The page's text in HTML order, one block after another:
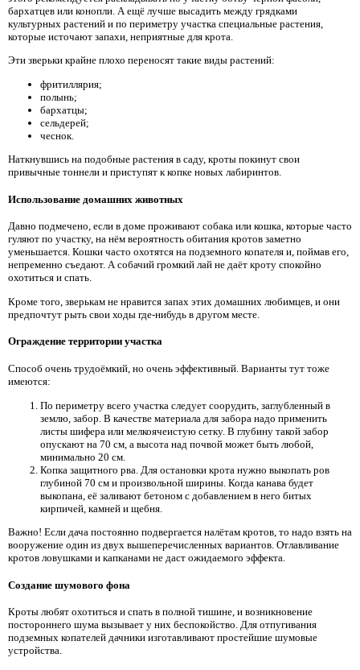
бархатцев или конопли. А ещё лучше высадить между грядками
культурных растений и по периметру участка специальные растения,
которые источают запахи, неприятные для крота.
Эти зверьки крайне плохо переносят такие виды растений:
фритиллярия;
полынь;
бархатцы;
сельдерей;
чеснок.
Наткнувшись на подобные растения в саду, кроты покинут свои
привычные тоннели и приступят к копке новых лабиринтов.
Использование домашних животных
Давно подмечено, если в доме проживают собака или кошка, которые часто
гуляют по участку, на нём вероятность обитания кротов заметно
уменьшается. Кошки часто охотятся на подземного копателя и, поймав его,
непременно съедают. А собачий громкий лай не даёт кроту спокойно
охотиться и спать.
Кроме того, зверькам не нравится запах этих домашних любимцев, и они
предпочтут рыть свои ходы где-нибудь в другом месте.
Ограждение территории участка
Способ очень трудоёмкий, но очень эффективный. Варианты тут тоже
имеются:
По периметру всего участка следует соорудить, заглубленный в
землю, забор. В качестве материала для забора надо применить
листы шифера или мелкоячеистую сетку. В глубину такой забор
опускают на 70 см, а высота над почвой может быть любой,
минимально 20 см.
Копка защитного рва. Для остановки крота нужно выкопать ров
глубиной 70 см и произвольной ширины. Когда канава будет
выкопана, её заливают бетоном с добавлением в него битых
кирпичей, камней и щебня.
Важно! Если дача постоянно подвергается налётам кротов, то надо взять на
вооружение один из двух вышеперечисленных вариантов. Отлавливание
кротов ловушками и капканами не даст ожидаемого эффекта.
Создание шумового фона
Кроты любят охотиться и спать в полной тишине, и возникновение
постороннего шума вызывает у них беспокойство. Для отпугивания
подземных копателей дачники изготавливают простейшие шумовые
устройства.